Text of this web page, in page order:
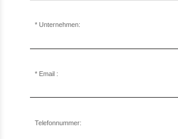
Email :
Telefonnummer:
Unternehmen: